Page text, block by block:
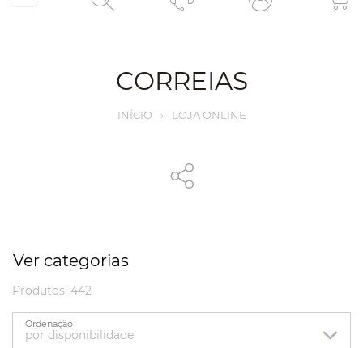
CORREIAS
INÍCIO › LOJA ONLINE
Ver categorias
Produtos: 442
Ordenação